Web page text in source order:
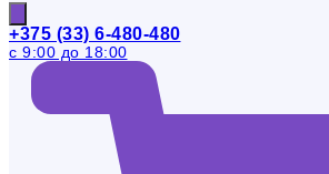
+375 (33) 6-480-480
с 9:00 до 18:00